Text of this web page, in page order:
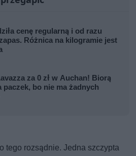
cenę regularną i od razu
Różnica na kilogramie jest
za 0 zł w Auchan! Biorą
paczek, bo nie ma żadnych
tego rozsądnie. Jedna szczypta